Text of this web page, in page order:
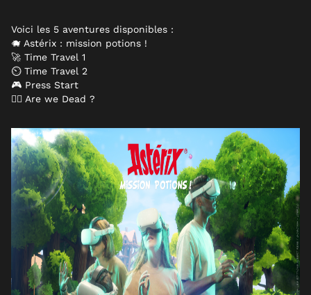
Voici les 5 aventures disponibles :
🐗 Astérix : mission potions !
🚀 Time Travel 1
⏲ Time Travel 2
🎮 Press Start
🧟‍♂️ Are we Dead ?